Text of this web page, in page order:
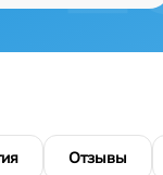
Отзывы